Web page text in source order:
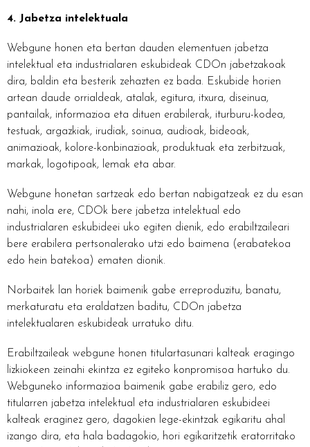
4. Jabetza intelektuala
Webgune honen eta bertan dauden elementuen jabetza
intelektual eta industrialaren eskubideak CDOn jabetzakoak
dira, baldin eta besterik zehazten ez bada. Eskubide horien
artean daude orrialdeak, atalak, egitura, itxura, diseinua,
pantailak, informazioa eta dituen erabilerak, iturburu-kodea,
testuak, argazkiak, irudiak, soinua, audioak, bideoak,
animazioak, kolore-konbinazioak, produktuak eta zerbitzuak,
markak, logotipoak, lemak eta abar.
Webgune honetan sartzeak edo bertan nabigatzeak ez du esan
nahi, inola ere, CDOk bere jabetza intelektual edo
industrialaren eskubideei uko egiten dienik, edo erabiltzaileari
bere erabilera pertsonalerako utzi edo baimena (erabatekoa
edo hein batekoa) ematen dionik.
Norbaitek lan horiek baimenik gabe erreproduzitu, banatu,
merkaturatu eta eraldatzen baditu, CDOn jabetza
intelektualaren eskubideak urratuko ditu.
Erabiltzaileak webgune honen titulartasunari kalteak eragingo
lizkiokeen zeinahi ekintza ez egiteko konpromisoa hartuko du.
Webguneko informazioa baimenik gabe erabiliz gero, edo
titularren jabetza intelektual eta industrialaren eskubideei
kalteak eraginez gero, dagokien lege-ekintzak egikaritu ahal
izango dira, eta hala badagokio, hori egikaritzetik eratorritako